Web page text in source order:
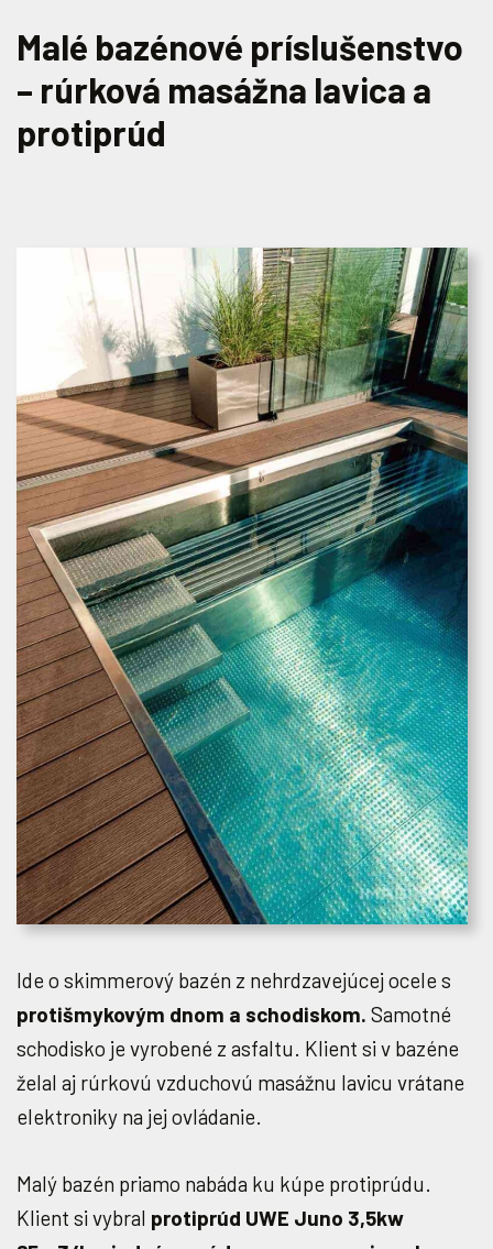
Malé bazénové príslušenstvo
– rúrková masážna lavica a
protiprúd
Ide o skimmerový bazén z nehrdzavejúcej ocele s
protišmykovým dnom a schodiskom. Samotné
schodisko je vyrobené z asfaltu. Klient si v bazéne
želal aj rúrkovú vzduchovú masážnu lavicu vrátane
elektroniky na jej ovládanie.
Malý bazén priamo nabáda ku kúpe protiprúdu.
Klient si vybral protiprúd UWE Juno 3,5kw